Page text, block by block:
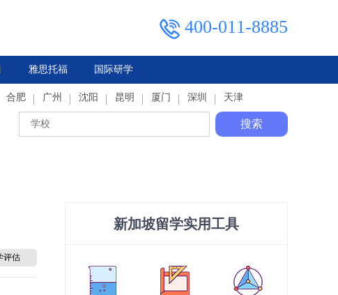
400-011-8885
瑞典 俄罗斯
韩国 马来西亚 泰国
雅思托福 国际研学
合肥 广州 沈阳 昆明 厦门 深圳 天津
搜索
评估
新加坡留学实用工具